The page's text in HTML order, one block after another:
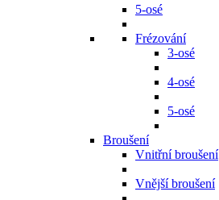
5-osé
Frézování
3-osé
4-osé
5-osé
Broušení
Vnitřní broušení
Vnější broušení